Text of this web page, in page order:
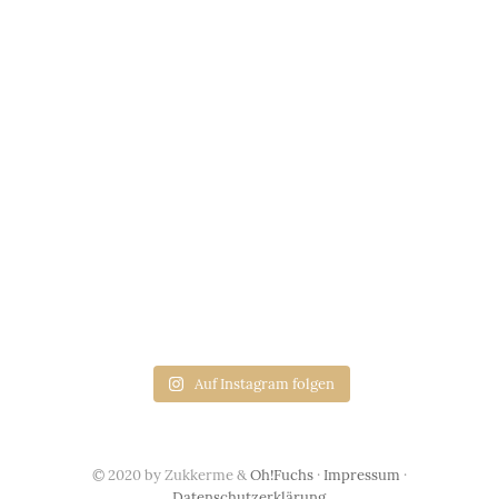
Auf Instagram folgen
© 2020 by Zukkerme &Oh!Fuchs· Impressum ·